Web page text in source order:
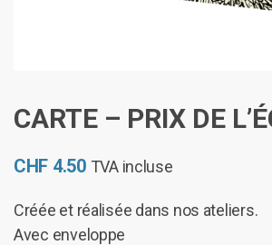
CARTE – PRIX DE
CHF 4.50 TVA incluse
Créée et réalisée dans nos ateliers.
Avec enveloppe